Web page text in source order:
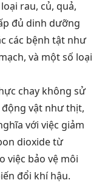
rau, củ, quả,
đủ dinh dưỡng
các bệnh tật như
và một số loại
chay không sử
vật như thịt,
với việc giảm
dioxide từ
việc bảo vệ môi
đổi khí hậu.